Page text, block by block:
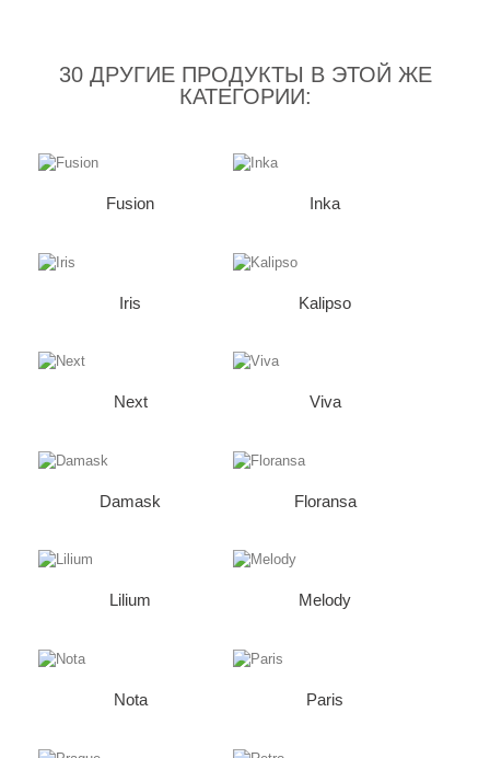
30 ДРУГИЕ ПРОДУКТЫ В ЭТОЙ ЖЕ
КАТЕГОРИИ:
Fusion Inka
Iris Kalipso
Next Viva
Damask Floransa
Lilium Melody
Nota Paris